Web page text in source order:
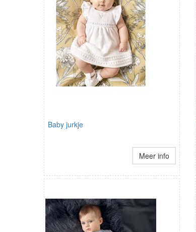
Baby jurkje
Meer info